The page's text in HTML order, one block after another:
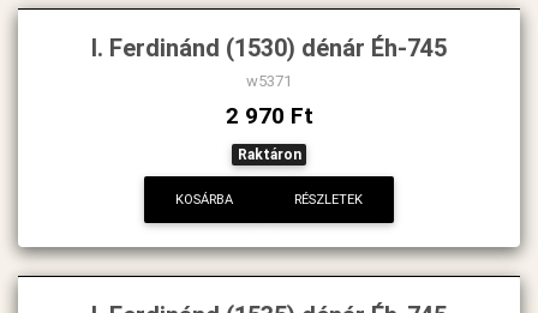
I. Ferdinánd (1530) dénár Éh-745
w5371
2 970 Ft
Raktáron
KOSÁRBA RÉSZLETEK